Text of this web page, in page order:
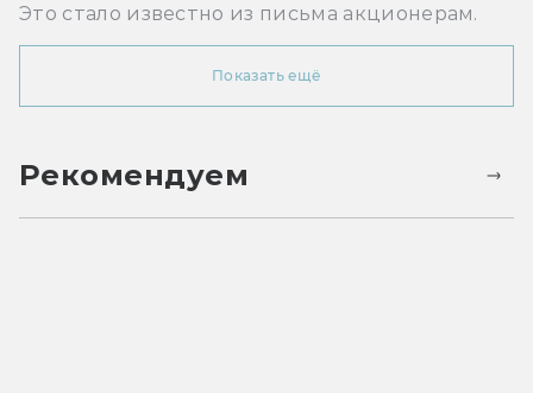
Это стало известно из письма акционерам.
Показать ещё
Рекомендуем